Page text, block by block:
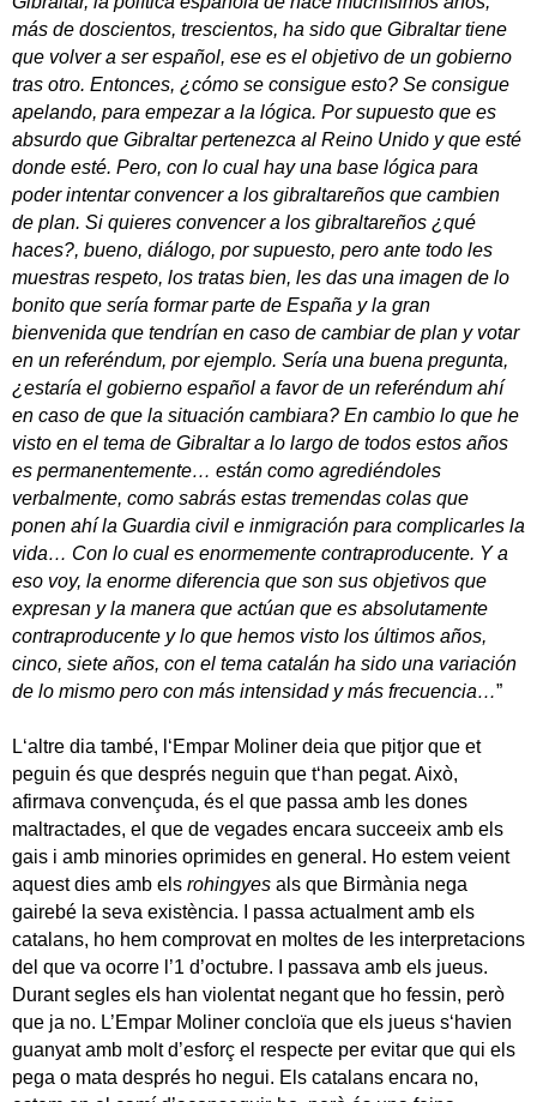
más de doscientos, trescientos, ha sido que Gibraltar tiene
que volver a ser español, ese es el objetivo de un gobierno
tras otro. Entonces, ¿cómo se consigue esto? Se consigue
apelando, para empezar a la lógica. Por supuesto que es
absurdo que Gibraltar pertenezca al Reino Unido y que esté
donde esté. Pero, con lo cual hay una base lógica para
poder intentar convencer a los gibraltareños que cambien
de plan. Si quieres convencer a los gibraltareños ¿qué
haces?, bueno, diálogo, por supuesto, pero ante todo les
muestras respeto, los tratas bien, les das una imagen de lo
bonito que sería formar parte de España y la gran
bienvenida que tendrían en caso de cambiar de plan y votar
en un referéndum, por ejemplo. Sería una buena pregunta,
¿estaría el gobierno español a favor de un referéndum ahí
en caso de que la situación cambiara? En cambio lo que he
visto en el tema de Gibraltar a lo largo de todos estos años
es permanentemente… están como agrediéndoles
verbalmente, como sabrás estas tremendas colas que
ponen ahí la Guardia civil e inmigración para complicarles la
vida… Con lo cual es enormemente contraproducente. Y a
eso voy, la enorme diferencia que son sus objetivos que
expresan y la manera que actúan que es absolutamente
contraproducente y lo que hemos visto los últimos años,
cinco, siete años, con el tema catalán ha sido una variación
de lo mismo pero con más intensidad y más frecuencia…”
L‘altre dia també, l‘Empar Moliner deia que pitjor que et
peguin és que després neguin que t‘han pegat. Això,
afirmava convençuda, és el que passa amb les dones
maltractades, el que de vegades encara succeeix amb els
gais i amb minories oprimides en general. Ho estem veient
aquest dies amb els rohingyes als que Birmània nega
gairebé la seva existència. I passa actualment amb els
catalans, ho hem comprovat en moltes de les interpretacions
del que va ocorre l’1 d’octubre. I passava amb els jueus.
Durant segles els han violentat negant que ho fessin, però
que ja no. L’Empar Moliner concloïa que els jueus s‘havien
guanyat amb molt d’esforç el respecte per evitar que qui els
pega o mata després ho negui. Els catalans encara no,